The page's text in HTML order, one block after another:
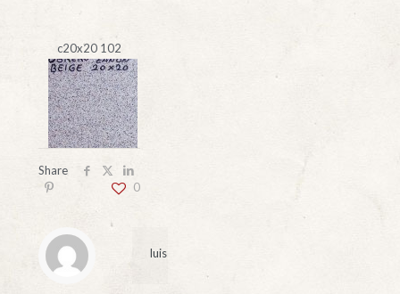
c20x20 102
Share
0
luis